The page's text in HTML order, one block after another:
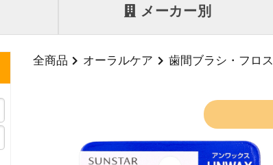
メーカー別
全商品 オーラルケア 歯間ブラシ・フロス